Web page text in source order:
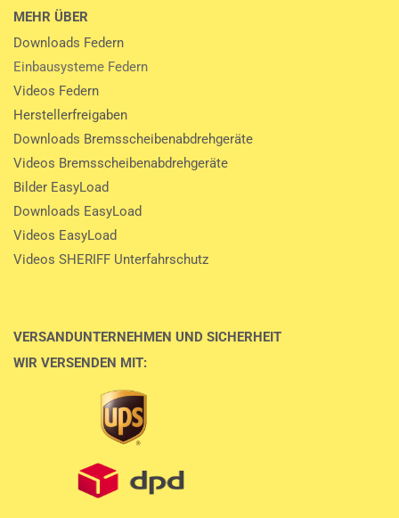
MEHR ÜBER
Downloads Federn
Einbausysteme Federn
Videos Federn
Herstellerfreigaben
Downloads Bremsscheibenabdrehgeräte
Videos Bremsscheibenabdrehgeräte
Bilder EasyLoad
Downloads EasyLoad
Videos EasyLoad
Videos SHERIFF Unterfahrschutz
VERSANDUNTERNEHMEN UND SICHERHEIT
WIR VERSENDEN MIT: